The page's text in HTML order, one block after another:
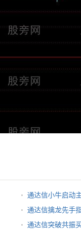
通达信小牛启动
通达信擒龙先手
通达信突破共振